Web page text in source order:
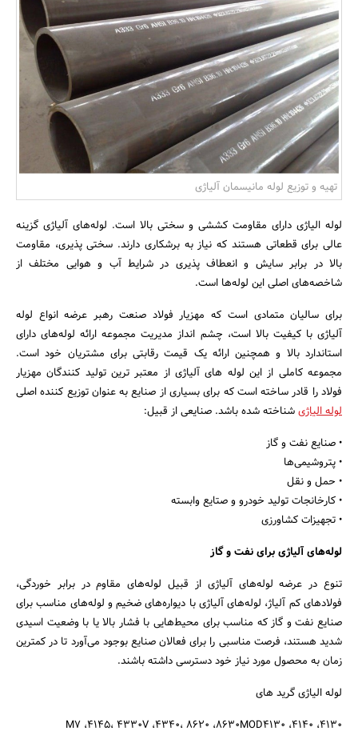
بانک، بیمه و سرمایه
مسکن و ساختمان
تهیه و توزیع لوله مانیسمان آلیاژی
لوله الیاژی دارای مقاومت کششی و سختی بالا است. لوله‌های آلیاژی گزینه
عالی برای قطعاتی هستند که نیاز به برشکاری ‌‏دارند. ‏سختی پذیری، مقاومت
بالا در برابر سایش و انعطاف پذیری در شرایط آب و هوایی مختلف از
شاخصه‌های اصلی این لوله‌ها ‌‏است.
برای سالیان متمادی است که مهزیار فولاد صنعت رهبر عرضه انواع لوله
آلیاژی با کیفیت بالا است، چشم انداز مدیریت مجموعه ‏ارائه لوله‌های دارای
استاندارد بالا و همچنین ارائه یک قیمت رقابتی برای مشتریان خود است.
مجموعه کاملی از این لوله ‌های آلیاژی از معتبر ترین تولید کنندگان مهزیار
فولاد را قادر ساخته است که برای بسیاری از صنایع به عنوان توزیع کننده اصلی
‏لوله الیاژیشناخته شده باشد. صنایعی از قبیل:‏
• صنایع نفت و گاز
• پتروشیمی‌ها
• حمل و نقل ‏
• کارخانجات تولید خودرو و صتایع وابسته
• تجهیزات کشاورزی
لوله‌های آلیاژی برای نفت و گاز
تنوع در عرضه لوله‌های آلیاژی از قبیل لوله‌های مقاوم در برابر خوردگی،
فولادهای کم آلیاژ، لوله‌های آلیاژی با دیواره‌های ‏ضخیم و لوله‌های مناسب برای
صنایع نفت و گاز که مناسب برای محیط‌هایی با فشار بالا یا با وضعیت اسیدی
شدید هستند، ‏فرصت مناسبی را برای فعالان صنایع بوجود می‌آورد تا در کمترین
زمان به محصول مورد نیاز خود دسترسی داشته باشند.‏
لوله الیاژی گرید های